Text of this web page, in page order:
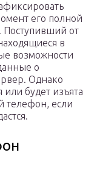
его полной
Поступивший от
в
возможности
о
Однако
или будет изъята
телефон, если